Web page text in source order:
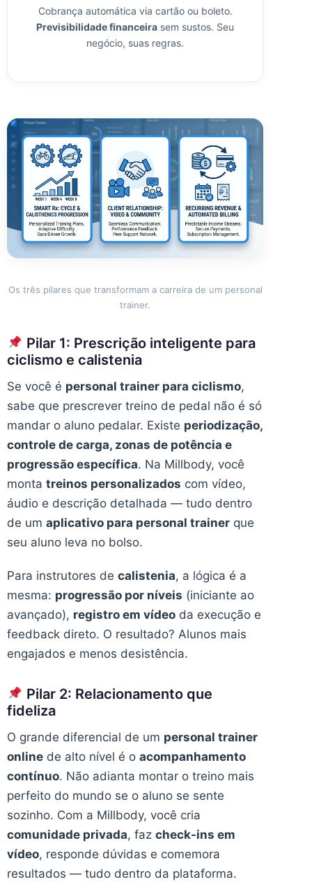
Cobrança automática via cartão ou boleto.
Previsibilidade financeira sem sustos. Seu
negócio, suas regras.
Os três pilares que transformam a carreira de um personal
trainer.
Pilar 1: Prescrição inteligente para
ciclismo e calistenia
Se você é personal trainer para ciclismo,
sabe que prescrever treino de pedal não é só
mandar o aluno pedalar. Existe periodização,
controle de carga, zonas de potência e
progressão específica. Na Millbody, você
monta treinos personalizados com vídeo,
áudio e descrição detalhada — tudo dentro
de um aplicativo para personal trainer que
seu aluno leva no bolso.
Para instrutores de calistenia, a lógica é a
mesma: progressão por níveis (iniciante ao
avançado), registro em vídeo da execução e
feedback direto. O resultado? Alunos mais
engajados e menos desistência.
Pilar 2: Relacionamento que
fideliza
O grande diferencial de um personal trainer
online de alto nível é o acompanhamento
contínuo. Não adianta montar o treino mais
perfeito do mundo se o aluno se sente
sozinho. Com a Millbody, você cria
comunidade privada, faz check-ins em
vídeo, responde dúvidas e comemora
resultados — tudo dentro da plataforma.